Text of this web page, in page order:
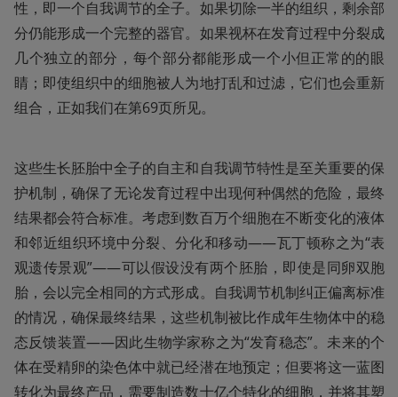
性，即一个自我调节的全子。如果切除一半的组织，剩余部
分仍能形成一个完整的器官。如果视杯在发育过程中分裂成
几个独立的部分，每个部分都能形成一个小但正常的的眼
睛；即使组织中的细胞被人为地打乱和过滤，它们也会重新
组合，正如我们在第69页所见。
这些生长胚胎中全子的自主和自我调节特性是至关重要的保
护机制，确保了无论发育过程中出现何种偶然的危险，最终
结果都会符合标准。考虑到数百万个细胞在不断变化的液体
和邻近组织环境中分裂、分化和移动——瓦丁顿称之为“表
观遗传景观”——可以假设没有两个胚胎，即使是同卵双胞
胎，会以完全相同的方式形成。自我调节机制纠正偏离标准
的情况，确保最终结果，这些机制被比作成年生物体中的稳
态反馈装置——因此生物学家称之为“发育稳态”。未来的个
体在受精卵的染色体中就已经潜在地预定；但要将这一蓝图
转化为最终产品，需要制造数十亿个特化的细胞，并将其塑